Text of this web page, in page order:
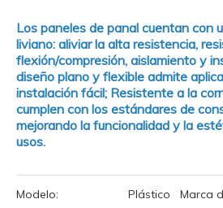
Los paneles de panal cuentan con
liviano: aliviar la alta resistencia,
flexión/compresión, aislamiento y
diseño plano y flexible admite
instalación fácil; Resistente a la
cumplen con los estándares de
mejorando la funcionalidad y la
usos.
Modelo: Plástico Marca